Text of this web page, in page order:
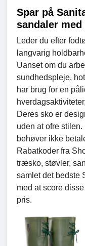
Spar på
sandaler
Leder du efter
langvarig
Uanset om du
sundhedspleje,
har brug for en
Deres sko er
uden at ofre
behøver ikke
Rabatkoder fra
træsko, støvler,
samlet det bedste
med at score
pris.